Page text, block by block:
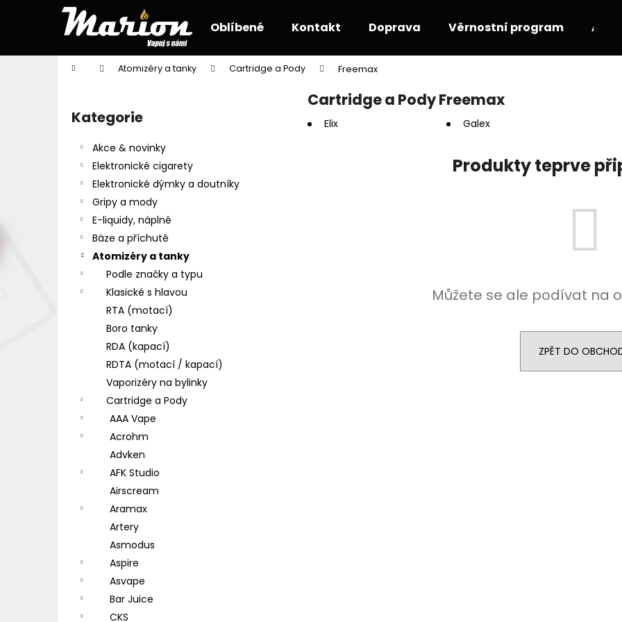
Oblíbené Kontakt Doprava Věrnostní program
Domů Atomizéry a tanky Cartridge a Pody Freemax
Přeskočit
kategorie
Kategorie
Akce & novinky
Elektronické cigarety
Elektronické dýmky a doutníky
Gripy a mody
E-liquidy, náplně
Báze a příchutě
Atomizéry a tanky
Podle značky a typu
Klasické s hlavou
RTA (motací)
Boro tanky
RDA (kapací)
RDTA (motací / kapací)
Vaporizéry na bylinky
Cartridge a Pody
AAA Vape
Acrohm
Advken
AFK Studio
Airscream
Aramax
Artery
Asmodus
Aspire
Asvape
Bar Juice
CKS
Cartridge a Pody Freemax
Elix Galex
Produkty teprve
Můžete se ale podívat na
ZPĚT DO
í
Zpět
do
Zpět
do
Co potřebujete najít?
DEKANG DESERT SHIP 10ML 18MG
155 Kč
Původně: 195 Kč
149 Kč
Původně:195